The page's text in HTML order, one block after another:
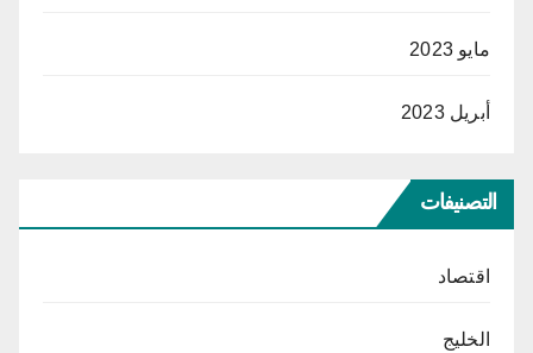
مايو 2023
أبريل 2023
التصنيفات
اقتصاد
الخليج